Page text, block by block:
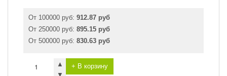
От 100000 руб: 912.87 руб
От 250000 руб: 895.15 руб
От 500000 руб: 830.63 руб
▲
+ В корзину